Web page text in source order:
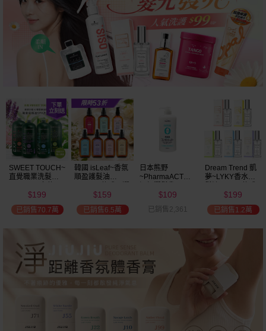
SWEET TOUCH~
直覺職業洗髮精
選 全新包裝
$199
已銷售70.7萬
韓國 isLeaf~香氛
順盈護髮油
$159
已銷售6.5萬
日本熊野
~PharmaACT無
(600ml)
$109
已銷售2,361
Dream Trend 凱
夢~LYKY香水護
$199
已銷售1.2萬